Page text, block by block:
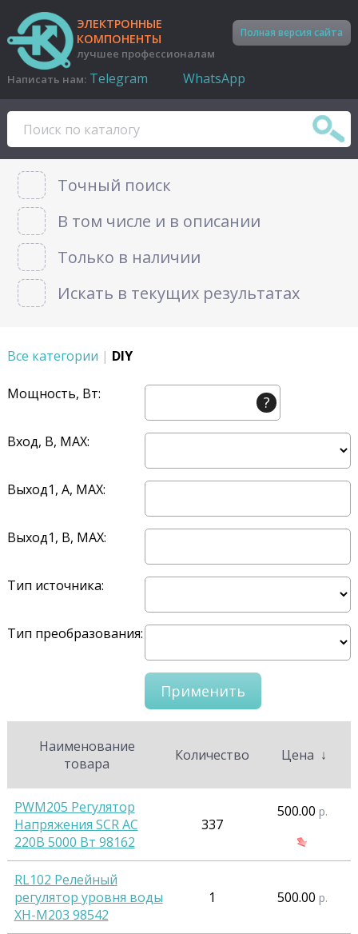
ЭЛЕКТРОННЫЕ
КОМПОНЕНТЫ
лучшее профессионалам
Полная версия сайта
Написать нам: Telegram WhatsApp
Точный поиск
В том числе и в описании
Только в наличии
Искать в текущих результатах
Все категории | DIY
Мощность, Вт: ?
Вход, В, MAX:
Выход1, A, MAX:
Выход1, В, MAX:
Тип источника:
Тип преобразования:
Наименование
товара
Количество Цена ↓
PWM205 Регулятор
Напряжения SCR AC
220В 5000 Вт 98162
337
500.00 р.
RL102 Релейный
регулятор уровня воды
XH-M203 98542
1 500.00 р.